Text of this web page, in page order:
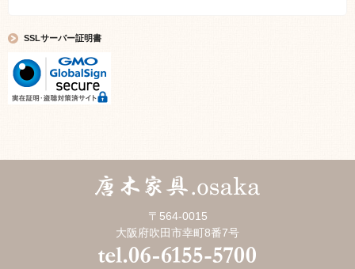
SSLサーバー証明書
〒564-0015
大阪府吹田市幸町8番7号